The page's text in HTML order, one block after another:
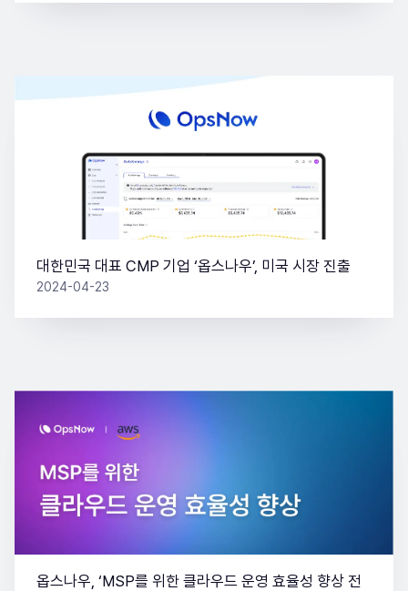
대한민국 대표 CMP 기업 ‘옵스나우’, 미국 시장 진출
2024-04-23
옵스나우, ‘MSP를 위한 클라우드 운영 효율성 향상 전